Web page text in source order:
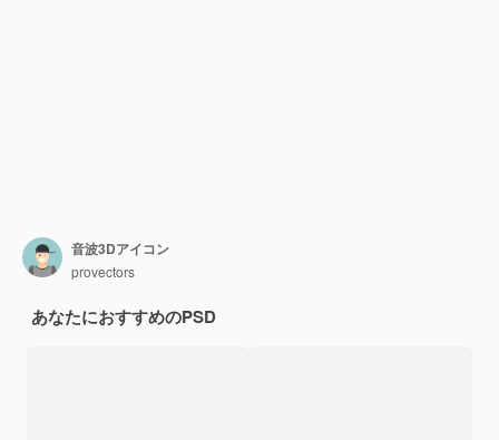
音波3Dアイコン
provectors
あなたにおすすめのPSD